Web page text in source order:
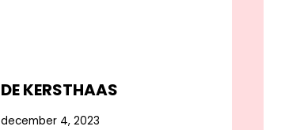
DE KERSTHAAS
december 4, 2023